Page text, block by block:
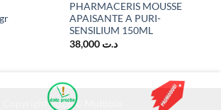
PHARMACERIS MOUSSE
APAISANTE A PURI-
SENSILIUM 150ML
د.ت 38,000
Copyright 2026 ©